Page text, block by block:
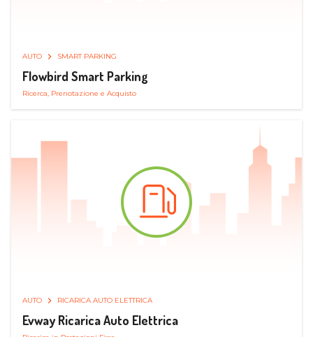
AUTO SMART PARKING
Flowbird Smart Parking
Ricerca, Prenotazione e Acquisto
AUTO RICARICA AUTO ELETTRICA
Evway Ricarica Auto Elettrica